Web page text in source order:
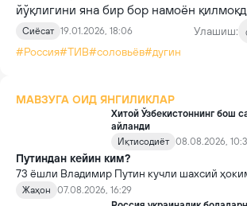
йўқлигини яна бир бор намоён
Сиёсат 19.01.2026, 18:06
Улашиш:
#Россия#ТИВ#соловьёв#дугин
МАВЗУГА ОИД ЯНГИЛИКЛАР
Хитой Ўзбекистоннинг бош
айланди
Иқтисодиёт 08.08.2026,
Путиндан кейин ким?
73 ёшли Владимир Путин кучли шахсий
яратди, аммо ундан кейин ким келиши ва
Жаҳон
07.08.2026, 16:29